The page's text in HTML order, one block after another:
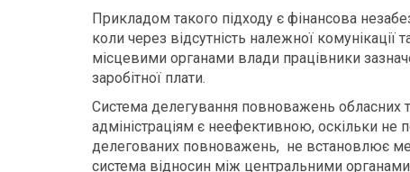
Прикладом такого підходу є фінансова
коли через відсутність належної
місцевими органами влади працівники
заробітної плати.
Система делегування повноважень
адміністраціям є неефективною, оскільки не
делегованих повноважень, не встановлює
система відносин між центральними